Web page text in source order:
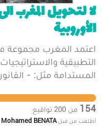
لا لتحويل المغرب
الأوروبية
اعتمد المغرب مجموعة
التطبيقية
154 من 200 تواقيع
أطلقت من قبلMohamed BENATA